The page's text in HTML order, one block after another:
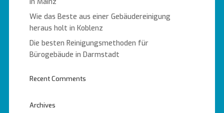
in Mainz
Wie das Beste aus einer Gebäudereinigung
heraus holt in Koblenz
Die besten Reinigungsmethoden für
Bürogebäude in Darmstadt
Recent Comments
Archives